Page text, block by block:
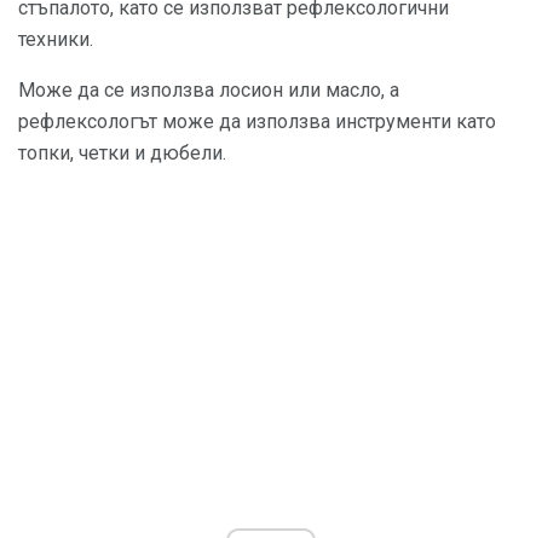
стъпалото, като се използват рефлексологични
техники.
Може да се използва лосион или масло, а
рефлексологът може да използва инструменти като
топки, четки и дюбели.